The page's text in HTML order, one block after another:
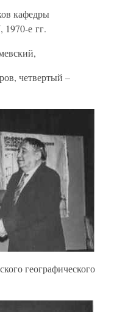
кафедры
1970-е гг.
четвертый –
географического